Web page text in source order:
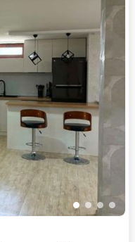
• • • •